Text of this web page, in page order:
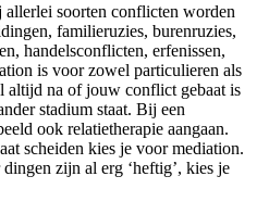
soorten conflicten worden
familieruzies, burenruzies,
handelsconflicten, erfenissen,
is voor zowel particulieren als
altijd na of jouw conflict gebaat is
stadium staat. Bij een
ook relatietherapie aangaan.
scheiden kies je voor mediation.
zijn al erg ‘heftig’, kies je